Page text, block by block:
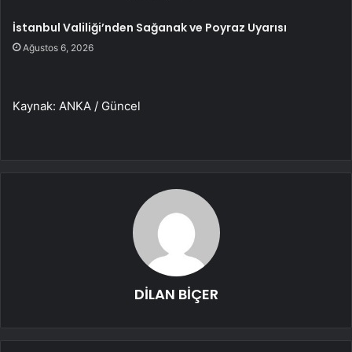
İstanbul Valiliği’nden Sağanak ve Poyraz Uyarısı
Ağustos 6, 2026
Kaynak: ANKA / Güncel
DİLAN BİÇER